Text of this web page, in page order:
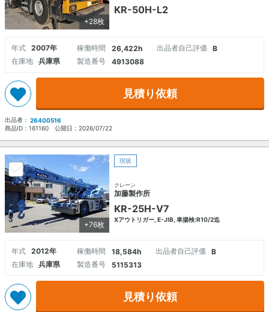
+28枚
KR-50H-L2
年式 2007年 稼働時間 26,422h 出品者自己評価
B
在庫地
兵庫県 製造番号 4913088
見積り依頼
出品者： 26400516
商品ID： 161160 公開日： 2026/07/22
+76枚
現状
クレーン
加藤製作所
KR-25H-V7
Xアウトリガー, E-JIB, 車揚検:R10/2迄
年式 2012年 稼働時間 18,584h 出品者自己評価
B
在庫地
兵庫県 製造番号 5115313
見積り依頼